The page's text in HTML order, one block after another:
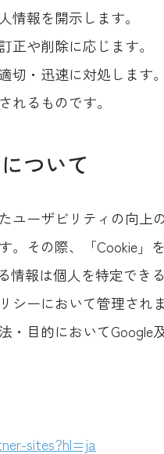
情報を開示します。
正や削除に応じます。
切・迅速に対処します。
れるものです。
ついて
ユーザビリティの向
その際、「Cookie」
報は個人を特定でき
シーにおいて管理されま
・目的において
sites?hl=ja